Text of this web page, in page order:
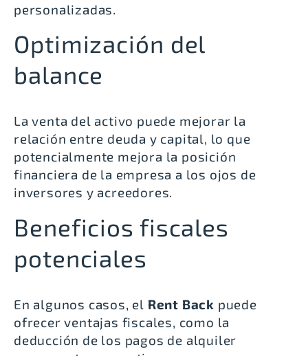
personalizadas.
Optimización del
balance
La venta del activo puede mejorar la
relación entre deuda y capital, lo que
potencialmente mejora la posición
financiera de la empresa a los ojos de
inversores y acreedores.
Beneficios fiscales
potenciales
En algunos casos, el Rent Back puede
ofrecer ventajas fiscales, como la
deducción de los pagos de alquiler